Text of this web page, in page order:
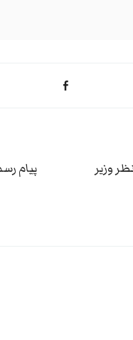
وزیر
پیام